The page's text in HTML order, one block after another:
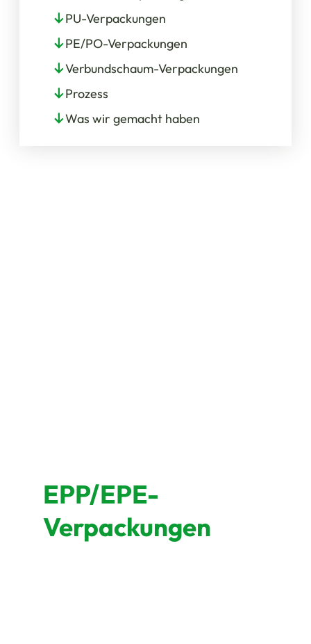
PU-Verpackungen
PE/PO-Verpackungen
Verbundschaum-Verpackungen
Prozess
Was wir gemacht haben
EPP/EPE-
Verpackungen